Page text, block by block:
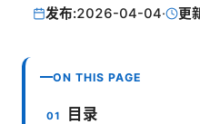
发布:2026-04-04· 更
ON THIS PAGE
目录